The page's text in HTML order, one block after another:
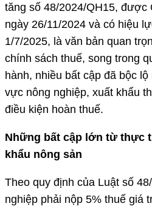
tăng số 48/2024/QH15, được
ngày 26/11/2024 và có hiệu
1/7/2025, là văn bản quan
chính sách thuế, song trong
hành, nhiều bất cập đã bộc
vực nông nghiệp, xuất khẩu
điều kiện hoàn thuế.
Những bất cập lớn từ thực
khẩu nông sản
Theo quy định của Luật số
nghiệp phải nộp 5% thuế giá